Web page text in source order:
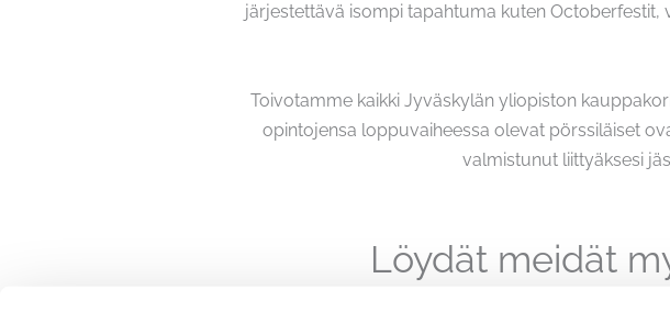
järjestettävä isompi tapahtuma kuten
Toivotamme kaikki Jyväskylän yliopiston
opintojensa loppuvaiheessa olevat pörssiläiset
valmistunut liittyäksesi
Löydät meidät